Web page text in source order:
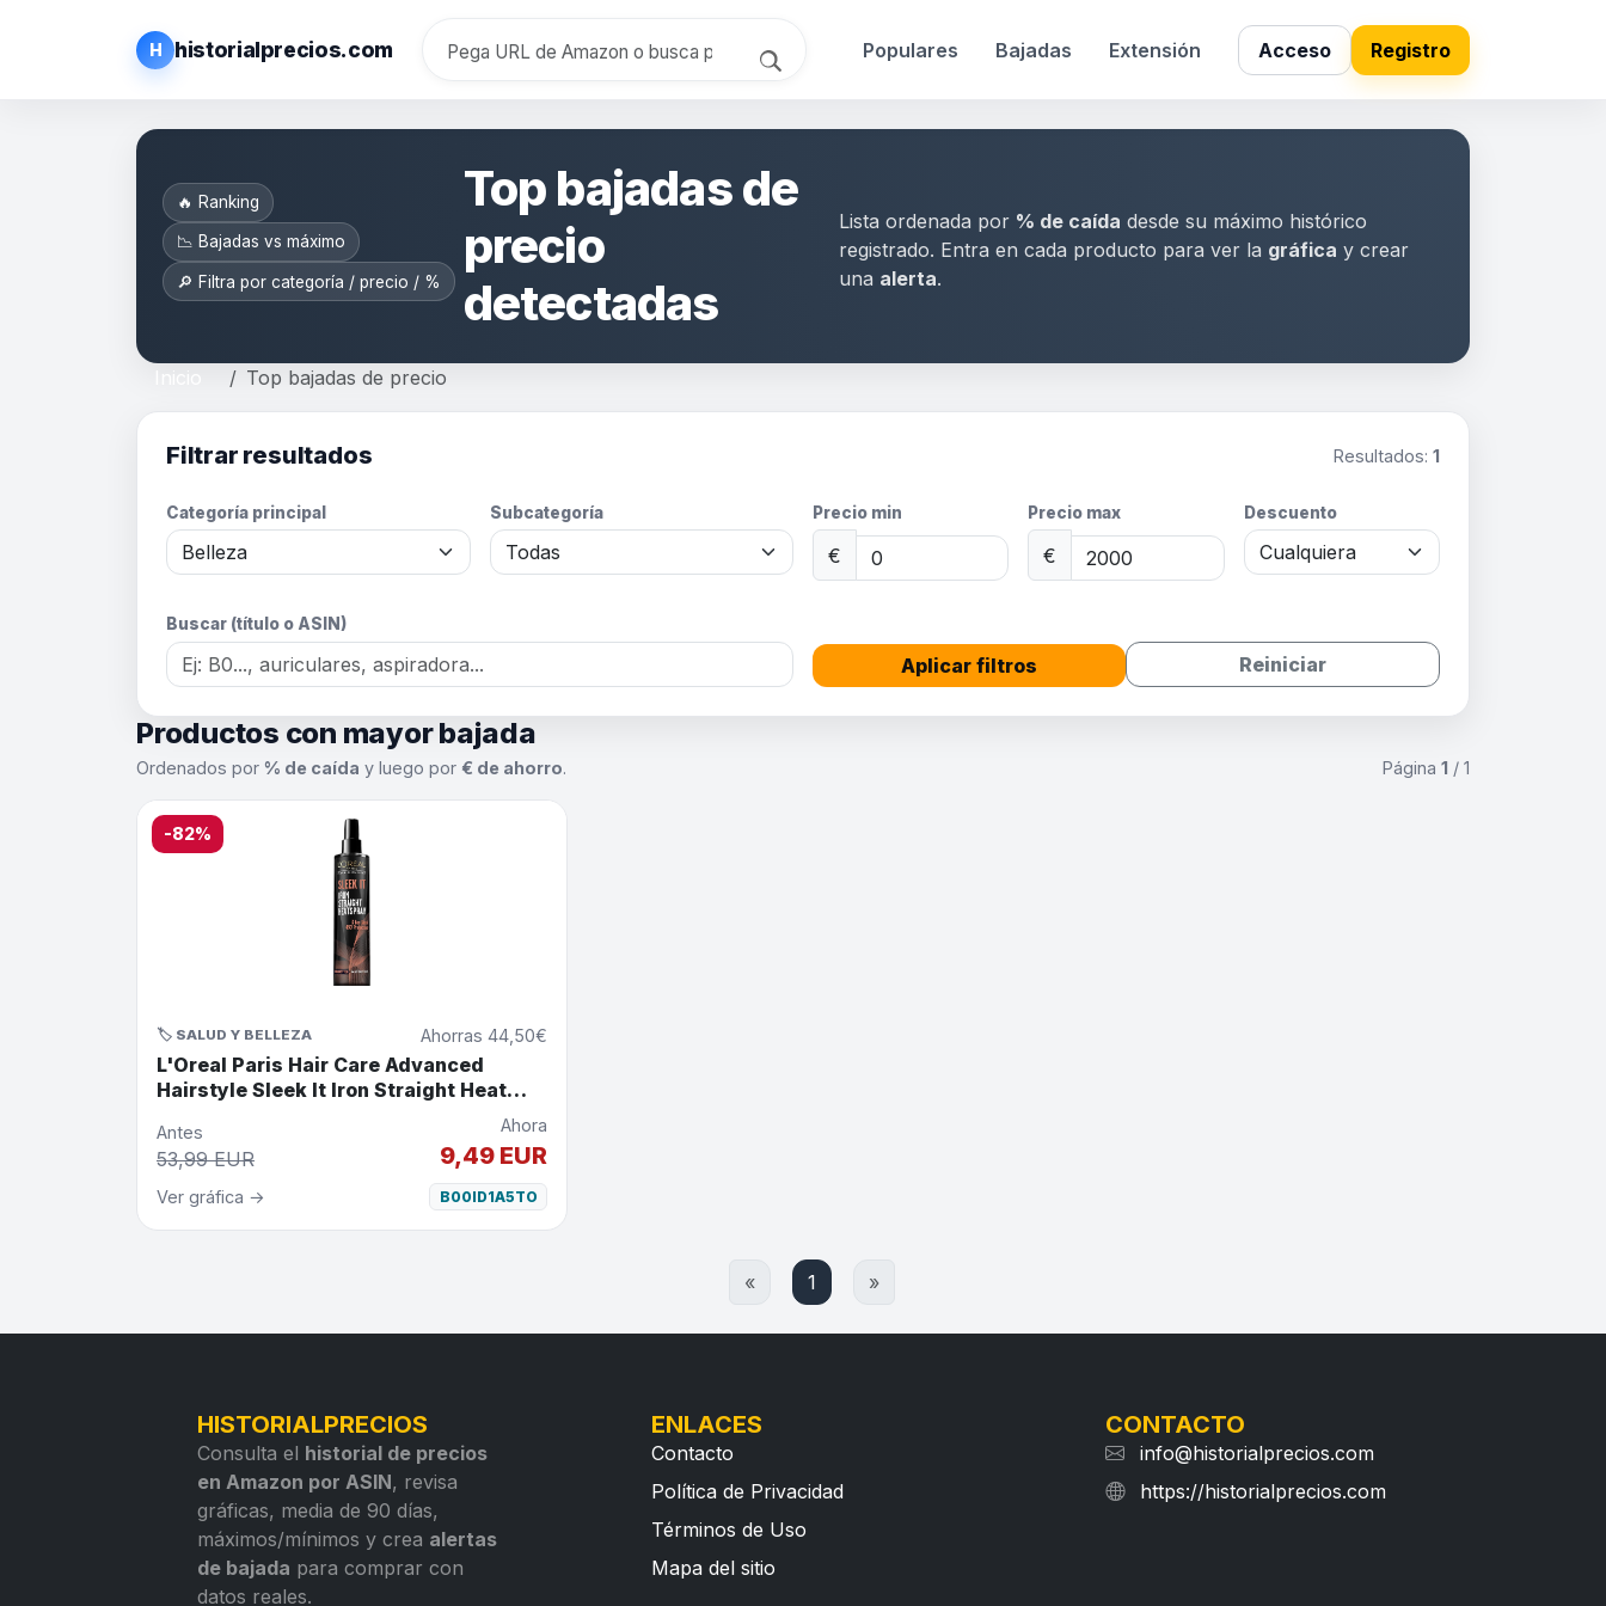
H historialprecios.com Populares Bajadas Extensión Acceso Registro
🔥 Ranking
📉 Bajadas vs máximo
🔎 Filtra por categoría / precio / %
Top bajadas de
precio
detectadas
Lista ordenada por % de caída desde su máximo histórico
registrado. Entra en cada producto para ver la gráfica y crear
una alerta.
Inicio Top bajadas de precio
Filtrar resultados Resultados: 1
Categoría principal Subcategoría Precio min
€
Precio max
€
Descuento
Buscar (título o ASIN)
Aplicar filtros Reiniciar
Productos con mayor bajada
Ordenados por % de caída y luego por € de ahorro. Página 1 / 1
-82%
🏷️ SALUD Y BELLEZA Ahorras 44,50€
L'Oreal Paris Hair Care Advanced
Hairstyle Sleek It Iron Straight Heat
Spray, 5.7 Fluid Ounce by L'Oreal Paris
Antes
53,99 EUR
Ahora
9,49 EUR
Ver gráfica → B00ID1A5TO
« 1 »
HISTORIALPRECIOS
Consulta el historial de precios
en Amazon por ASIN, revisa
gráficas, media de 90 días,
máximos/mínimos y crea alertas
de bajada para comprar con
datos reales.
ENLACES
Contacto
Política de Privacidad
Términos de Uso
Mapa del sitio
CONTACTO
info@historialprecios.com
https://historialprecios.com